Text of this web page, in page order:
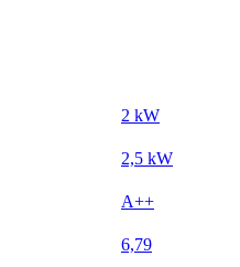
2 kW
2,5 kW
A++
6,79